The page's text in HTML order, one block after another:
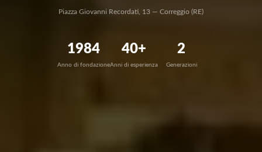
Piazza Giovanni Recordati, 13 — Correggio (RE)
1984
Anno di fondazione
40+
Anni di esperienza
2
Generazioni